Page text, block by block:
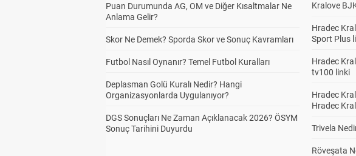
Puan Durumunda AG, OM ve Diğer Kısaltmalar Ne
Anlama Gelir?
Skor Ne Demek? Sporda Skor ve Sonuç Kavramları
Futbol Nasıl Oynanır? Temel Futbol Kuralları
Deplasman Golü Kuralı Nedir? Hangi
Organizasyonlarda Uygulanıyor?
DGS Sonuçları Ne Zaman Açıklanacak 2026? ÖSYM
Sonuç Tarihini Duyurdu
Kralove
Hradec
Sport Plus
Hradec
tv100 linki
Hradec
Hradec
Trivela
Röveşata